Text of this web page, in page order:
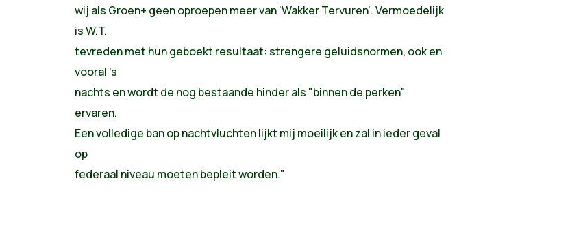
wij als Groen+ geen oproepen meer van 'Wakker Tervuren'. Vermoedelijk
is W.T.
tevreden met hun geboekt resultaat: strengere geluidsnormen, ook en
vooral 's
nachts en wordt de nog bestaande hinder als "binnen de perken"
ervaren.
Een volledige ban op nachtvluchten lijkt mij moeilijk en zal in ieder geval
op
federaal niveau moeten bepleit worden."